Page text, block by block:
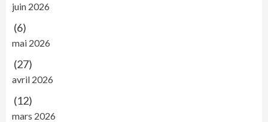
juin 2026
(6)
mai 2026
(27)
avril 2026
(12)
mars 2026